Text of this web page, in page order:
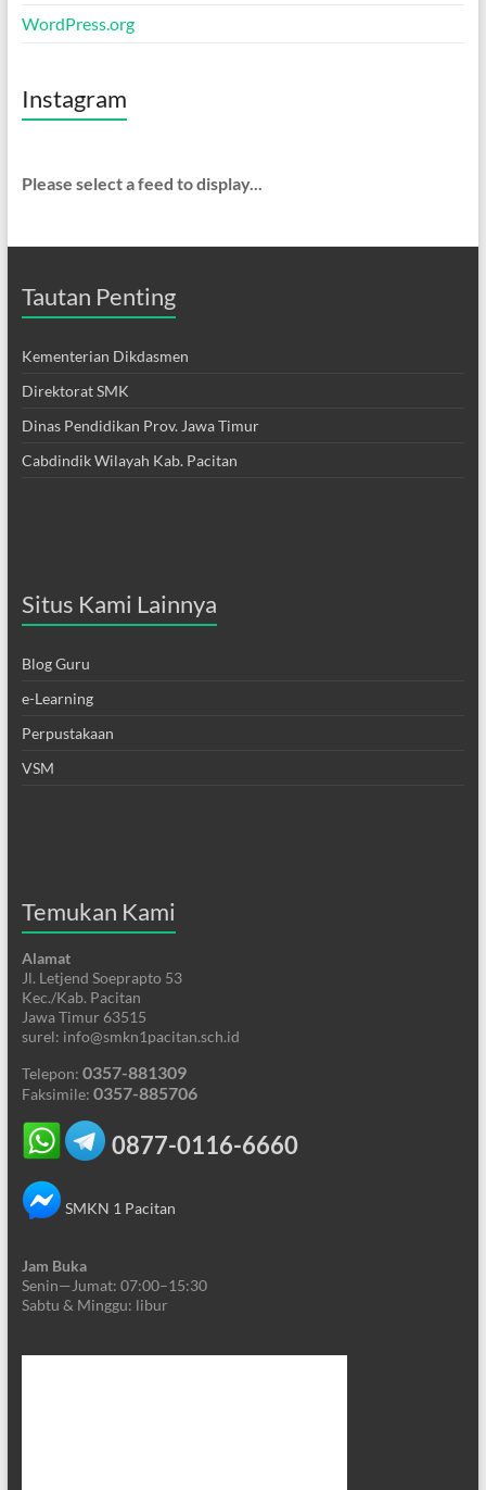
WordPress.org
Instagram
Please select a feed to display...
Tautan Penting
Kementerian Dikdasmen
Direktorat SMK
Dinas Pendidikan Prov. Jawa Timur
Cabdindik Wilayah Kab. Pacitan
Situs Kami Lainnya
Blog Guru
e-Learning
Perpustakaan
VSM
Temukan Kami
Alamat
Jl. Letjend Soeprapto 53
Kec./Kab. Pacitan
Jawa Timur 63515
surel: info@smkn1pacitan.sch.id
Telepon: 0357-881309
Faksimile: 0357-885706
0877-0116-6660
SMKN 1 Pacitan
Jam Buka
Senin—Jumat: 07:00–15:30
Sabtu & Minggu: libur